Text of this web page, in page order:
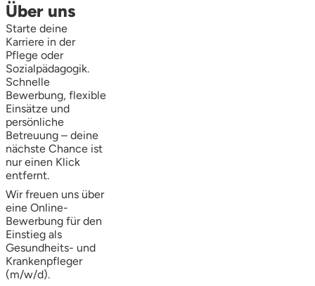
Über uns
Starte deine
Karriere in der
Pflege oder
Sozialpädagogik.
Schnelle
Bewerbung, flexible
Einsätze und
persönliche
Betreuung – deine
nächste Chance ist
nur einen Klick
entfernt.
Wir freuen uns über
eine Online-
Bewerbung für den
Einstieg als
Gesundheits- und
Krankenpfleger
(m/w/d).